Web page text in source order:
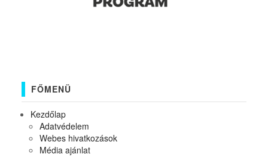
FŐMENÜ
Kezdőlap
Adatvédelem
Webes hivatkozások
Média ajánlat